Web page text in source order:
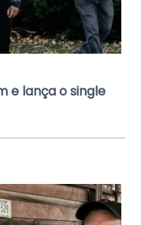
e lança o single